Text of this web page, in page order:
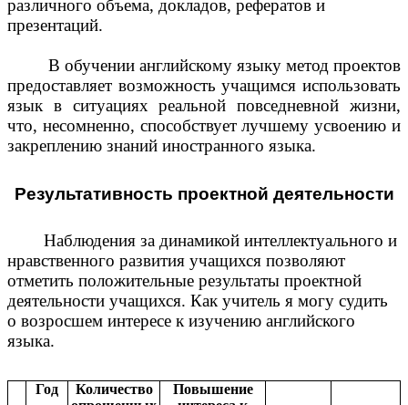
различного объема, докладов, рефератов и
презентаций.
В обучении английскому языку метод проектов
предоставляет возможность учащимся использовать
язык в ситуациях реальной повседневной жизни,
что, несомненно, способствует лучшему усвоению и
закреплению знаний иностранного языка.
Результативность проектной деятельности
Наблюдения за динамикой интеллектуального и
нравственного развития учащихся позволяют
отметить положительные результаты проектной
деятельности учащихся. Как учитель я могу судить
о возросшем интересе к изучению английского
языка.
Год
Количество
Повышение